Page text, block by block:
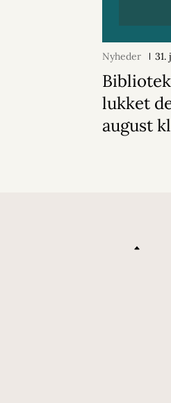
Nyheder
lukket
august